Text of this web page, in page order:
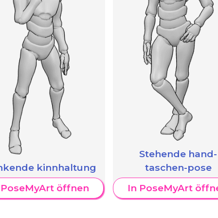
kinnhaltung
öffnen
Stehende hand-
taschen-pose
In PoseMyArt